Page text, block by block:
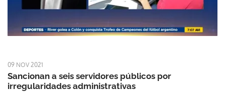
09 NOV 2021
Sancionan a seis servidores públicos por
irregularidades administrativas